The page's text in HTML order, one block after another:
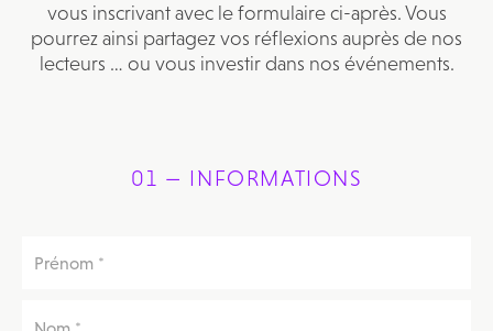
vous inscrivant avec le formulaire ci-après. Vous
pourrez ainsi partagez vos réflexions auprès de nos
lecteurs … ou vous investir dans nos événements.
01 — INFORMATIONS